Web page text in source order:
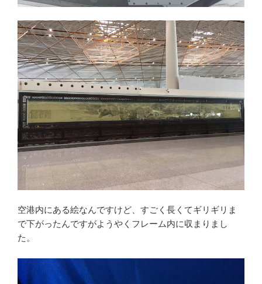
空港内にある絵なんですけど、すごく長くてギリギリま
で下がったんですがようやくフレーム内に収まりまし
た。